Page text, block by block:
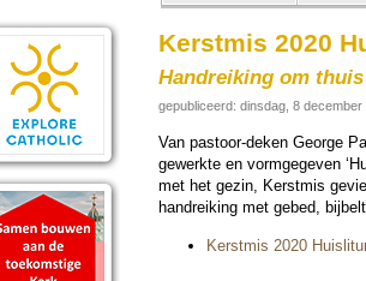
Kerstmis 2020
Handreiking om
gepubliceerd: dinsdag, 8 december
Van pastoor-deken George
ge­werkte en vormge­ge­ven
met het gezin, Kerst­mis
hand­rei­king met gebed,
Kerst­mis 2020